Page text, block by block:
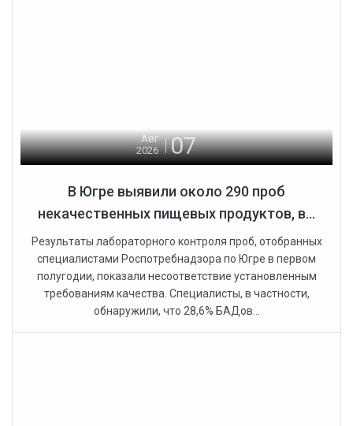
Авг
2026
07
В Югре выявили около 290 проб
некачественных пищевых продуктов, в...
Результаты лабораторного контроля проб, отобранных
специалистами Роспотребнадзора по Югре в первом
полугодии, показали несоответствие установленным
требованиям качества. Специалисты, в частности,
обнаружили, что 28,6% БАДов...